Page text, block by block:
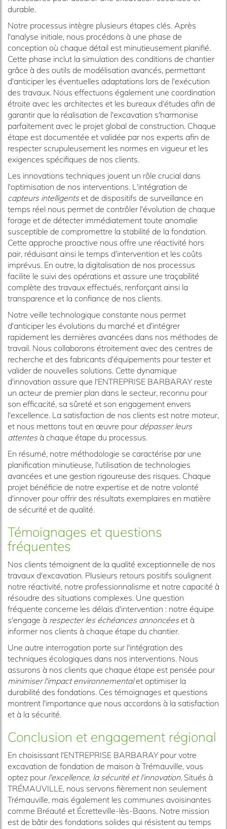
durable.
Notre processus intègre plusieurs étapes clés. Après
l'analyse initiale, nous procédons à une phase de
conception où chaque détail est minutieusement planifié.
Cette phase inclut la simulation des conditions de chantier
grâce à des outils de modélisation avancés, permettant
d'anticiper les éventuelles adaptations lors de l'exécution
des travaux. Nous effectuons également une coordination
étroite avec les architectes et les bureaux d'études afin de
garantir que la réalisation de l'excavation s'harmonise
parfaitement avec le projet global de construction. Chaque
étape est documentée et validée par nos experts afin de
respecter scrupuleusement les normes en vigueur et les
exigences spécifiques de nos clients.
Les innovations techniques jouent un rôle crucial dans
l'optimisation de nos interventions. L'intégration de
capteurs intelligentset de dispositifs de surveillance en
temps réel nous permet de contrôler l'évolution de chaque
forage et de détecter immédiatement toute anomalie
susceptible de compromettre la stabilité de la fondation.
Cette approche proactive nous offre une réactivité hors
pair, réduisant ainsi le temps d'intervention et les coûts
imprévus. En outre, la digitalisation de nos processus
facilite le suivi des opérations et assure une traçabilité
complète des travaux effectués, renforçant ainsi la
transparence et la confiance de nos clients.
Notre veille technologique constante nous permet
d'anticiper les évolutions du marché et d'intégrer
rapidement les dernières avancées dans nos méthodes de
travail. Nous collaborons étroitement avec des centres de
recherche et des fabricants d'équipements pour tester et
valider de nouvelles solutions. Cette dynamique
d'innovation assure que l'ENTREPRISE BARBARAY reste
un acteur de premier plan dans le secteur, reconnu pour
son efficacité, sa sûreté et son engagement envers
l'excellence. La satisfaction de nos clients est notre moteur,
et nous mettons tout en œuvre pour dépasser leurs
attentesà chaque étape du processus.
En résumé, notre méthodologie se caractérise par une
planification minutieuse, l'utilisation de technologies
avancées et une gestion rigoureuse des risques. Chaque
projet bénéficie de notre expertise et de notre volonté
d'innover pour offrir des résultats exemplaires en matière
de sécurité et de qualité.
Témoignages et questions
fréquentes
Nos clients témoignent de la qualité exceptionnelle de nos
travaux d'excavation. Plusieurs retours positifs soulignent
notre réactivité, notre professionnalisme et notre capacité à
résoudre des situations complexes. Une question
fréquente concerne les délais d'intervention : notre équipe
s'engage à respecter les échéances annoncéeset à
informer nos clients à chaque étape du chantier.
Une autre interrogation porte sur l'intégration des
techniques écologiques dans nos interventions. Nous
assurons à nos clients que chaque étape est pensée pour
minimiser l'impact environnementalet optimiser la
durabilité des fondations. Ces témoignages et questions
montrent l'importance que nous accordons à la satisfaction
et à la sécurité.
Conclusion et engagement régional
En choisissant l'ENTREPRISE BARBARAY pour votre
excavation de fondation de maison à Trémauville, vous
optez pour l'excellence, la sécurité et l'innovation. Situés à
TRÉMAUVILLE, nous servons fièrement non seulement
Trémauville, mais également les communes avoisinantes
comme Bréauté et Écretteville-lès-Baons. Notre mission
est de bâtir des fondations solides qui résistent au temps